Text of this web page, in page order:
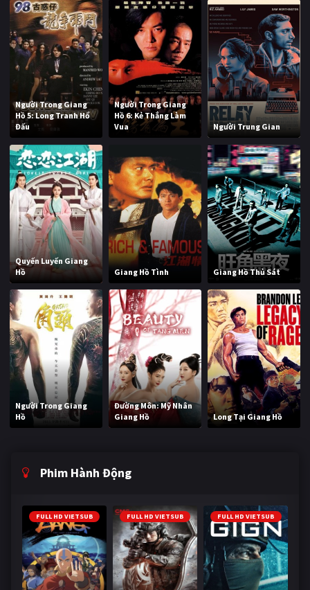
Người Trong Giang
Hồ 5: Long Tranh Hổ
Đấu
Người Trong Giang
Hồ 6: Kẻ Thắng Làm
Vua
Người Trung Gian
Quyến Luyến Giang
Hồ
Giang Hồ Tình Giang Hồ Thủ Sát
Người Trong Giang
Hồ
Đường Môn: Mỹ Nhân
Giang Hồ
Long Tại Giang Hồ
Phim Hành Động
FULL HD VIETSUB FULL HD VIETSUB FULL HD VIETSUB